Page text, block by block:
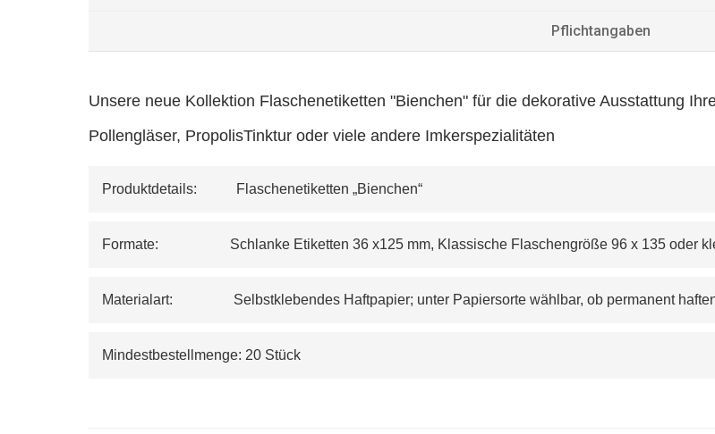
Pflichtangaben
Unsere neue Kollektion Flaschenetiketten "Bienchen" für die dekorative Ausstattung
Pollengläser, PropolisTinktur oder viele andere Imkerspezialitäten
Produktdetails:           Flaschenetiketten „Bienchen“
Formate:                    Schlanke Etiketten 36 x125 mm, Klassische Flaschengröße 96 x 135
Materialart:                 Selbstklebendes Haftpapier; unter Papiersorte wählbar, ob permanent
Mindestbestellmenge: 20 Stück